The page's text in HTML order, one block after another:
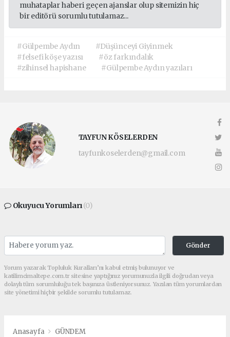
muhataplar haberi geçen ajanslar olup sitemizin hiç
bir editörü sorumlu tutulamaz...
#Gülpembe Aydın
#Düşünceyi Giyinmek
#felsefi köşe yazısı
#öz farkındalık
#zihinsel hapishane
#Gülpembe Aydın yazıları
TAYFUN KÖSELERDEN
tayfunkoselerden@gmail.com
Okuyucu Yorumları(0)
Gönder
Yorum yazarak Topluluk Kuralları’nı kabul etmiş bulunuyor ve
katilimcimaltepe.com.tr sitesine yaptığınız yorumunuzla ilgili doğrudan veya
dolaylı tüm sorumluluğu tek başınıza üstleniyorsunuz. Yazılan tüm yorumlardan
site yönetimi hiçbir şekilde sorumlu tutulamaz.
Anasayfa GÜNDEM